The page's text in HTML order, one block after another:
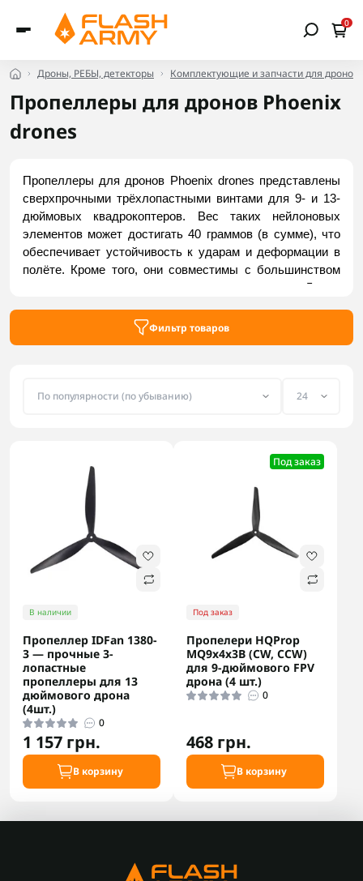
0
Дроны, РЕБЫ, детекторы Комплектующие и запчасти для дронов
Пропеллеры для дронов Phoenix
drones
Пропеллеры для дронов Phoenix drones представлены
сверхпрочными трёхлопастными винтами для 9- и 13-
дюймовых квадрокоптеров. Вес таких нейлоновых
элементов может достигать 40 граммов (в сумме), что
обеспечивает устойчивость к ударам и деформации в
полёте. Кроме того, они совместимы с большинством
моторов, поскольку имеют крепление на вал 5 мм.
drones можно в интернет-магазине Flash Army.
Фильтр товаров
В наличии
Пропеллер IDFan 1380-
3 — прочные 3-
лопастные
пропеллеры для 13
дюймового дрона
(4шт.)
0
1 157 грн.
В корзину
Под заказ
Под заказ
Пропелери HQProp
MQ9x4x3B (CW, CCW)
для 9-дюймового FPV
дрона (4 шт.)
0
468 грн.
В корзину